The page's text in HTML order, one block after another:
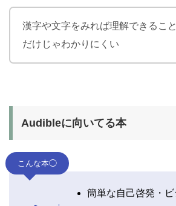
漢字や文字をみれば理解できるこ
だけじゃわかりにくい
Audibleに向いてる本
こんな本◯
簡単な自己啓発・